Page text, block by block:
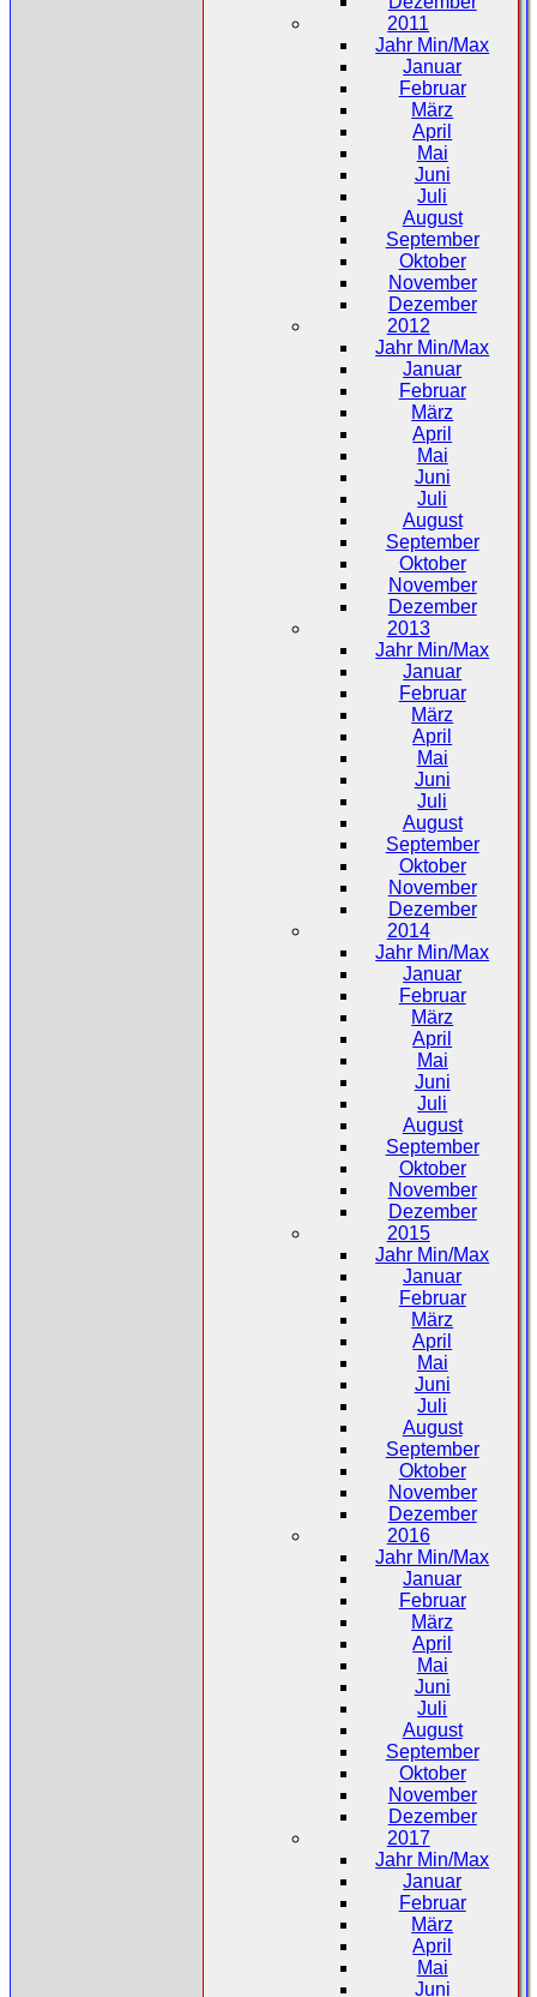
2011
Jahr Min/Max
Januar
Februar
März
April
Mai
Juni
Juli
August
September
Oktober
November
Dezember
2012
Jahr Min/Max
Januar
Februar
März
April
Mai
Juni
Juli
August
September
Oktober
November
Dezember
2013
Jahr Min/Max
Januar
Februar
März
April
Mai
Juni
Juli
August
September
Oktober
November
Dezember
2014
Jahr Min/Max
Januar
Februar
März
April
Mai
Juni
Juli
August
September
Oktober
November
Dezember
2015
Jahr Min/Max
Januar
Februar
März
April
Mai
Juni
Juli
August
September
Oktober
November
Dezember
2016
Jahr Min/Max
Januar
Februar
März
April
Mai
Juni
Juli
August
September
Oktober
November
Dezember
2017
Jahr Min/Max
Januar
Februar
März
April
Mai
Juni